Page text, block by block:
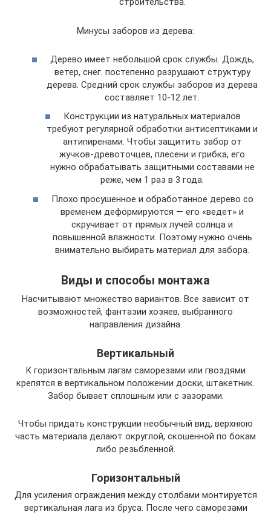
Минусы заборов из дерева:
Дерево имеет небольшой срок службы. Дождь,
ветер, снег. постепенно разрушают структуру
дерева. Средний срок службы заборов из дерева
составляет 10-12 лет.
Конструкции из натуральных материалов
требуют регулярной обработки антисептиками и
антипиренами. Чтобы защитить забор от
жучков-древоточцев, плесени и грибка, его
нужно обрабатывать защитными составами не
реже, чем 1 раз в 3 года.
Плохо просушенное и обработанное дерево со
временем деформируются — его «ведет» и
скручивает от прямых лучей солнца и
повышенной влажности. Поэтому нужно очень
внимательно выбирать материал для забора.
Виды и способы монтажа
Насчитывают множество вариантов. Все зависит от
возможностей, фантазии хозяев, выбранного
направления дизайна.
Вертикальный
К горизонтальным лагам саморезами или гвоздями
крепятся в вертикальном положении доски, штакетник.
Забор бывает сплошным или с зазорами.
Чтобы придать конструкции необычный вид, верхнюю
часть материала делают округлой, скошенной по бокам
либо резьбленной.
Горизонтальный
Для усиления ограждения между столбами монтируется
вертикальная лага из бруса. После чего саморезами